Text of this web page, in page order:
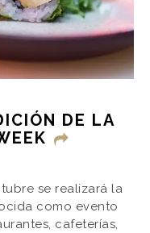
DE LA
se realizará la
como evento
cafeterías,